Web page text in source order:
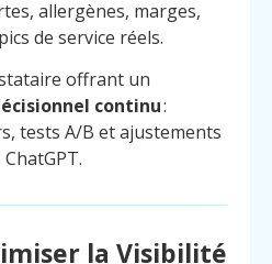
allergènes, marges,
de service réels.
offrant un
continu:
tests A/B et ajustements
la Visibilité